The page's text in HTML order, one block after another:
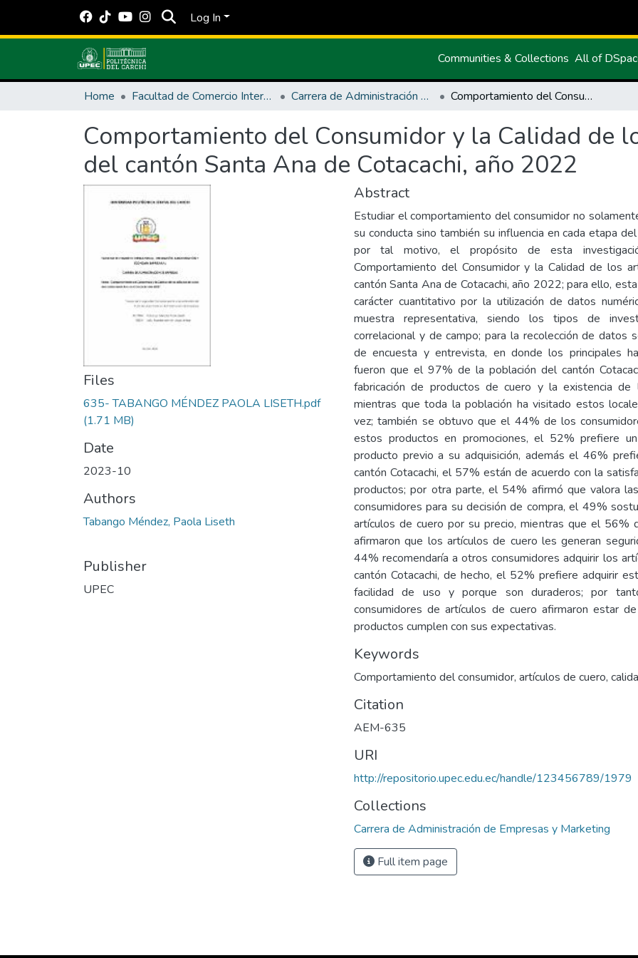
Log In
Communities & Collections All of
Home Facultad de Comercio Internacional, Integración, Administración y Economía Empresarial Carrera de Administración de Empresas y Marketing Comportamiento del Consumidor y la Calidad de los artículos de cuero del cantón Santa Ana de Cotacachi, año 2022
Comportamiento del Consumidor y la Calidad de
del cantón Santa Ana de Cotacachi, año 2022
Files
635- TABANGO MÉNDEZ PAOLA LISETH.pdf
(1.71 MB)
Date
2023-10
Authors
Tabango Méndez, Paola Liseth
Publisher
UPEC
Abstract
Estudiar el comportamiento del consumidor no
su conducta sino también su influencia en cada etapa
por tal motivo, el propósito de esta
Comportamiento del Consumidor y la Calidad de los
cantón Santa Ana de Cotacachi, año 2022; para ello,
carácter cuantitativo por la utilización de datos
muestra representativa, siendo los tipos de
correlacional y de campo; para la recolección de datos
de encuesta y entrevista, en donde los principales
fueron que el 97% de la población del cantón
fabricación de productos de cuero y la existencia de
mientras que toda la población ha visitado estos
vez; también se obtuvo que el 44% de los
estos productos en promociones, el 52% prefiere
producto previo a su adquisición, además el 46%
cantón Cotacachi, el 57% están de acuerdo con la
productos; por otra parte, el 54% afirmó que valora
consumidores para su decisión de compra, el 49%
artículos de cuero por su precio, mientras que el 56%
afirmaron que los artículos de cuero les generan
44% recomendaría a otros consumidores adquirir los
cantón Cotacachi, de hecho, el 52% prefiere adquirir
facilidad de uso y porque son duraderos; por
consumidores de artículos de cuero afirmaron estar
productos cumplen con sus expectativas.
Keywords
Comportamiento del consumidor, artículos de cuero,
Citation
AEM-635
URI
http://repositorio.upec.edu.ec/handle/123456789/1979
Collections
Carrera de Administración de Empresas y Marketing
Full item page